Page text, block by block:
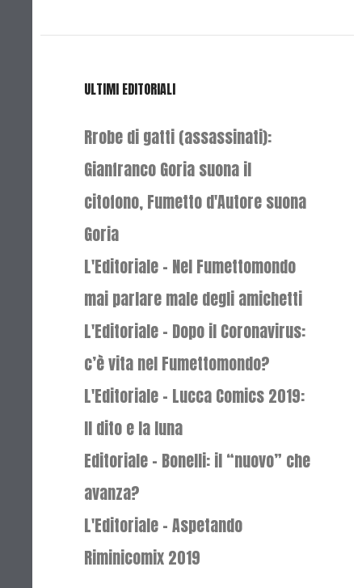
ULTIMI EDITORIALI
Rrobe di gatti (assassinati):
Gianfranco Goria suona il
citofono, Fumetto d'Autore suona
Goria
L'Editoriale - Nel Fumettomondo
mai parlare male degli amichetti
L'Editoriale - Dopo il Coronavirus:
c’è vita nel Fumettomondo?
L'Editoriale - Lucca Comics 2019:
Il dito e la luna
Editoriale - Bonelli: il “nuovo” che
avanza?
L'Editoriale - Aspetando
Riminicomix 2019